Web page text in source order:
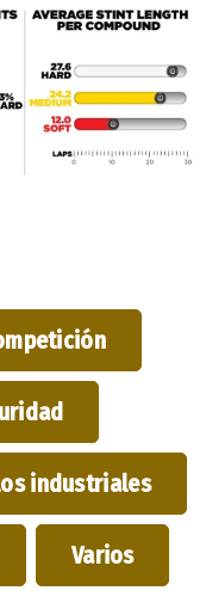
industriales
Varios